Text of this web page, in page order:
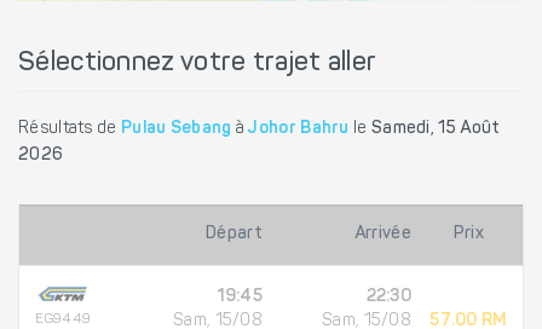
Sélectionnez votre trajet aller
Résultats de Pulau Sebang àJohor Bahru le Samedi, 15 Août
2026
Départ Arrivée Prix
EG9449
19:45
Sam, 15/08
22:30
Sam, 15/08
57.00 RM